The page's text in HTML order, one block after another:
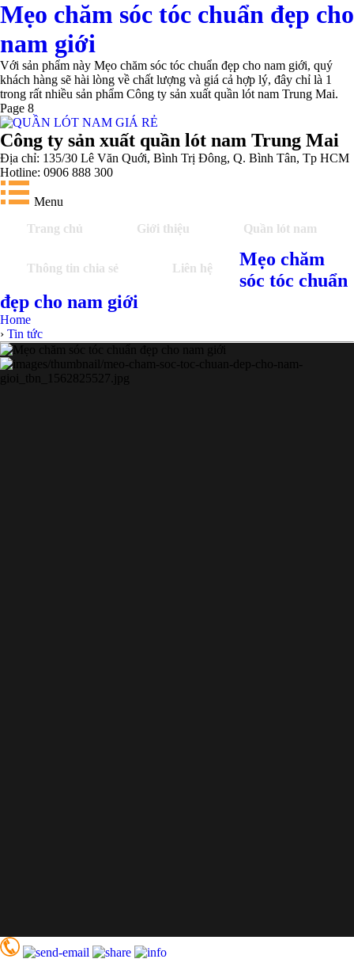
Mẹo chăm sóc tóc chuẩn đẹp cho
nam giới
Với sản phẩm này Mẹo chăm sóc tóc chuẩn đẹp cho nam giới, quý
khách hàng sẽ hài lòng về chất lượng và giá cả hợp lý, đây chỉ là 1
trong rất nhiều sản phẩm Công ty sản xuất quần lót nam Trung Mai.
Page 8
Công ty sản xuất quần lót nam Trung Mai
Địa chỉ: 135/30 Lê Văn Quới, Bình Trị Đông, Q. Bình Tân, Tp HCM
Hotline: 0906 888 300
Menu
Trang chủ
Giới thiệu Quần lót nam
Thông tin chia sẻ Liên hệ
Mẹo chăm
sóc tóc chuẩn
đẹp cho nam giới
Home
› Tin tức